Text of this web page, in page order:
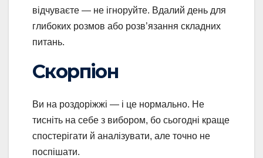
відчуваєте — не ігноруйте. Вдалий день для
глибоких розмов або розв’язання складних
питань.
Скорпіон
Ви на роздоріжжі — і це нормально. Не
тисніть на себе з вибором, бо сьогодні краще
спостерігати й аналізувати, але точно не
поспішати.